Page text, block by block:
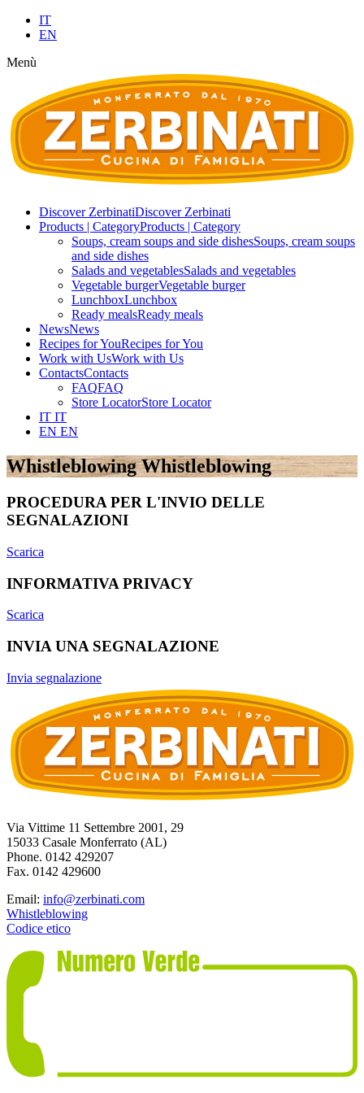
IT
EN
Menù
Discover ZerbinatiDiscover Zerbinati
Products | CategoryProducts | Category
Soups, cream soups and side dishesSoups, cream soups
and side dishes
Salads and vegetablesSalads and vegetables
Vegetable burgerVegetable burger
LunchboxLunchbox
Ready mealsReady meals
NewsNews
Recipes for YouRecipes for You
Work with UsWork with Us
ContactsContacts
FAQFAQ
Store LocatorStore Locator
IT IT
EN EN
Whistleblowing Whistleblowing
PROCEDURA PER L'INVIO DELLE
SEGNALAZIONI
Scarica
INFORMATIVA PRIVACY
Scarica
INVIA UNA SEGNALAZIONE
Invia segnalazione
Via Vittime 11 Settembre 2001, 29
15033 Casale Monferrato (AL)
Phone. 0142 429207
Fax. 0142 429600
Email: info@zerbinati.com
Whistleblowing
Codice etico